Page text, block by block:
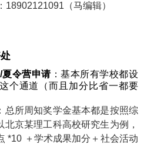
18902121091（马编辑）
令营申请：基本所有学校都设
个通道（而且加分比省一都要
：总所周知奖学金基本都是按照综
京某理工科高校研究生为例，
*10 ＋学术成果加分＋社会活动